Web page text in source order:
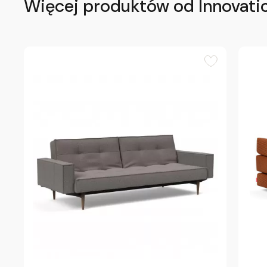
Więcej produktów od